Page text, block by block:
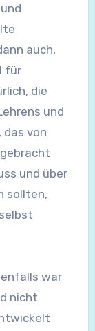
auch,
für
die
und
das von
und über
sollten,
war
nicht